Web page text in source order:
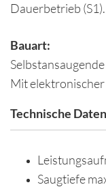
Dauerbetrieb (S1).
Bauart:
Mit
Technische